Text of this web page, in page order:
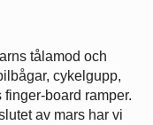
tålamod och
cykelgupp,
board ramper.
av mars har vi